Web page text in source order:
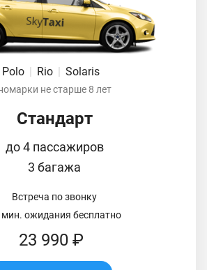
Polo | Rio | Solaris
не старше 8 лет
Стандарт
до 4 пассажиров
3 багажа
Встреча по звонку
мин. ожидания бесплатно
23 990 ₽